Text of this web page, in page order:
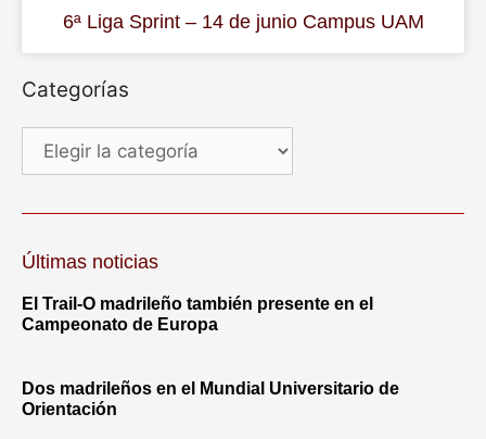
6ª Liga Sprint – 14 de junio Campus UAM
Categorías
Últimas noticias
El Trail-O madrileño también presente en el
Campeonato de Europa
Dos madrileños en el Mundial Universitario de
Orientación